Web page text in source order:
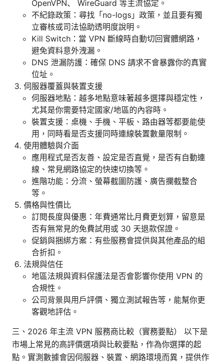
OpenVPN、 WireGuard 等主流協定。
不紀錄政策：尋找「no-logs」政策，並且要有獨
立審核或司法協助透明度說明。
Kill Switch：當 VPN 斷線時自動切回實體網路，
避免資料意外洩漏。
DNS 泄漏防護：確保 DNS 請求不會暴露你的真實
位址。
伺服器覆蓋與裝置支援
伺服器地點：越多地點意味著越多選擇與穩定性，
尤其是你需要特定國家/地區的內容時。
裝置支援：桌機、手機、平板、路由器等都要能使
用，同時看是否支援同時連線裝置數量限制。
使用體驗與介面
應用程式是否友善、設定是否直覺，是否有自動連
線、常見網路協定的快速切換等。
進階功能：分流、螢幕截圖防護、廣告攔截整合
等。
價格與性價比
訂閱長度與優惠：年費通常比月費更划算，留意是
否有無常見的免費試用或 30 天退款保證。
促銷與捆綁方案：有些服務會提供與其他產品的組
合折扣。
法規與信任
地區法規與資料保護法是否會影響你使用 VPN 的
合規性。
公司背景與用戶評價、獨立測試報告等，能幫你更
客觀地評估。
三、2026 年主流 VPN 服務商比較（實務要點） 以下是
市場上常見的高評價選項與比較要點，作為你選擇的起
點。實測數據會因伺服器、裝置、網路環境而異，提供作